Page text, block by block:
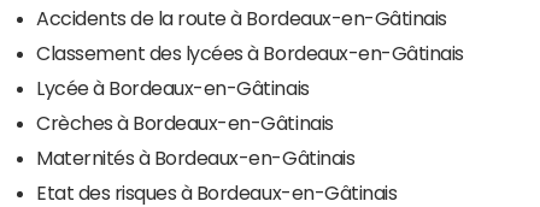
Accidents de la route à Bordeaux-en-Gâtinais
Classement des lycées à Bordeaux-en-Gâtinais
Lycée à Bordeaux-en-Gâtinais
Crèches à Bordeaux-en-Gâtinais
Maternités à Bordeaux-en-Gâtinais
Etat des risques à Bordeaux-en-Gâtinais